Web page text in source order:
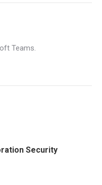
Teams.
Security